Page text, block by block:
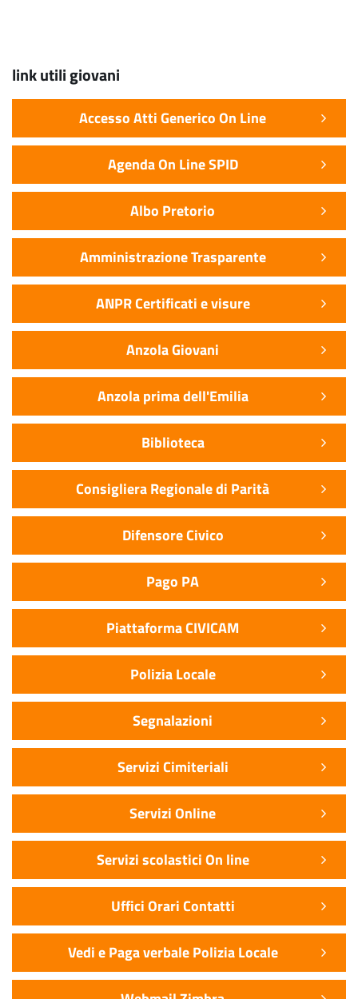
link utili giovani
Accesso Atti Generico On Line
Agenda On Line SPID
Albo Pretorio
Amministrazione Trasparente
ANPR Certificati e visure
Anzola Giovani
Anzola prima dell'Emilia
Biblioteca
Consigliera Regionale di Parità
Difensore Civico
Pago PA
Piattaforma CIVICAM
Polizia Locale
Segnalazioni
Servizi Cimiteriali
Servizi Online
Servizi scolastici On line
Uffici Orari Contatti
Vedi e Paga verbale Polizia Locale